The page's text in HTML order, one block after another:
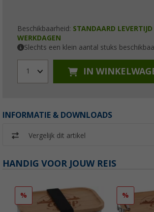
Beschikbaarheid: STANDAARD
WERKDAGEN
Slechts een klein aantal stuks
1 IN
INFORMATIE & DOWNLOADS
Vergelijk dit artikel
HANDIG VOOR JOUW REIS
% %